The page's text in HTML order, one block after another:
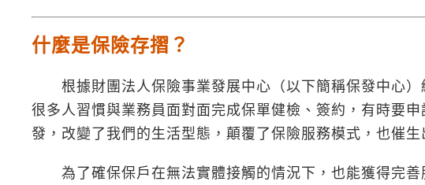
什麼是保險存摺？
根據財團法人保險事業發展中心（以下簡稱保發中心）
很多人習慣與業務員面對面完成保單健檢、簽約，有時要
發，改變了我們的生活型態，顛覆了保險服務模式，也催生
為了確保保戶在無法實體接觸的情況下，也能獲得完善